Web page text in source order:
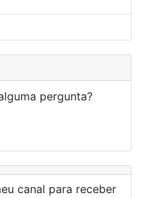
pergunta?
canal para receber